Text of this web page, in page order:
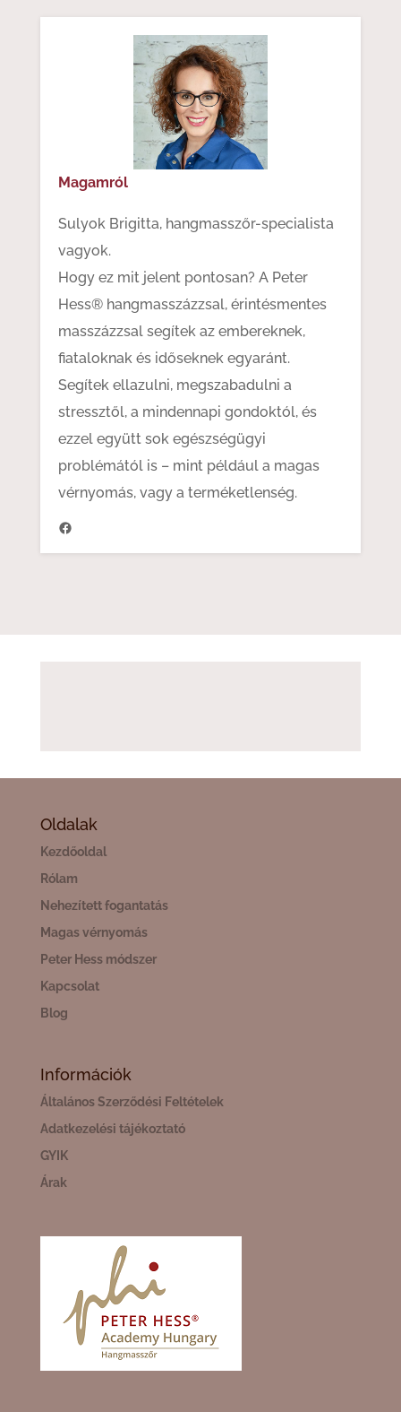
Magamról
Sulyok Brigitta, hangmasszőr-specialista
vagyok.
Hogy ez mit jelent pontosan? A Peter
Hess® hangmasszázzsal, érintésmentes
masszázzsal segítek az embereknek,
fiataloknak és időseknek egyaránt.
Segítek ellazulni, megszabadulni a
stressztől, a mindennapi gondoktól, és
ezzel együtt sok egészségügyi
problémától is – mint például a magas
vérnyomás, vagy a terméketlenség.
https://www.facebook.com/hangenergia
Oldalak
Kezdőoldal
Rólam
Nehezített fogantatás
Magas vérnyomás
Peter Hess módszer
Kapcsolat
Blog
Információk
Általános Szerződési Feltételek
Adatkezelési tájékoztató
GYIK
Árak